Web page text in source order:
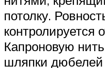
потолку.
контролируется
Капроновую
шляпки дюбелей